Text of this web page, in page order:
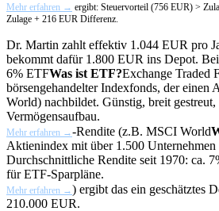
Mehr erfahren → ergibt: Steuervorteil (756 EUR) >
Zulage + 216 EUR Differenz.
Dr. Martin zahlt effektiv 1.044 EUR pro
bekommt dafür 1.800 EUR ins Depot.
6% ETFWas ist ETF?Exchange Traded
börsengehandelter Indexfonds, der
World) nachbildet. Günstig, breit
Vermögensaufbau.
Mehr erfahren →-Rendite (z.B. MSCI World
Aktienindex mit über 1.500 Unternehmen
Durchschnittliche Rendite seit 1970: ca.
für ETF-Sparpläne.
Mehr erfahren →) ergibt das ein geschätztes
210.000 EUR.